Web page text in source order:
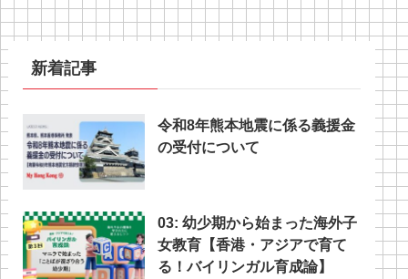
新着記事
令和8年熊本地震に係る義援金
の受付について
03: 幼少期から始まった海外子
女教育【香港・アジアで育て
る！バイリンガル育成論】